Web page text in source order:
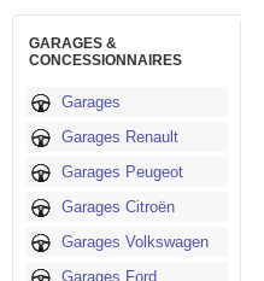
GARAGES &
CONCESSIONNAIRES
Garages
Garages Renault
Garages Peugeot
Garages Citroën
Garages Volkswagen
Garages Ford